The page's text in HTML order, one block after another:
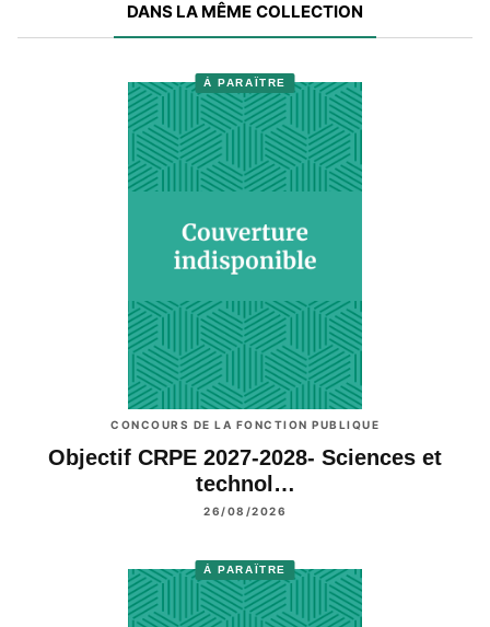
DANS LA MÊME COLLECTION
À PARAÎTRE
CONCOURS DE LA FONCTION PUBLIQUE
Objectif CRPE 2027-2028- Sciences et
technol…
26/08/2026
À PARAÎTRE